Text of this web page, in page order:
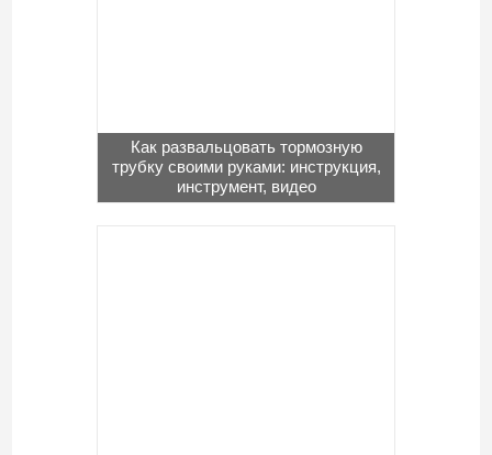
Как развальцовать тормозную
трубку своими руками: инструкция,
инструмент, видео